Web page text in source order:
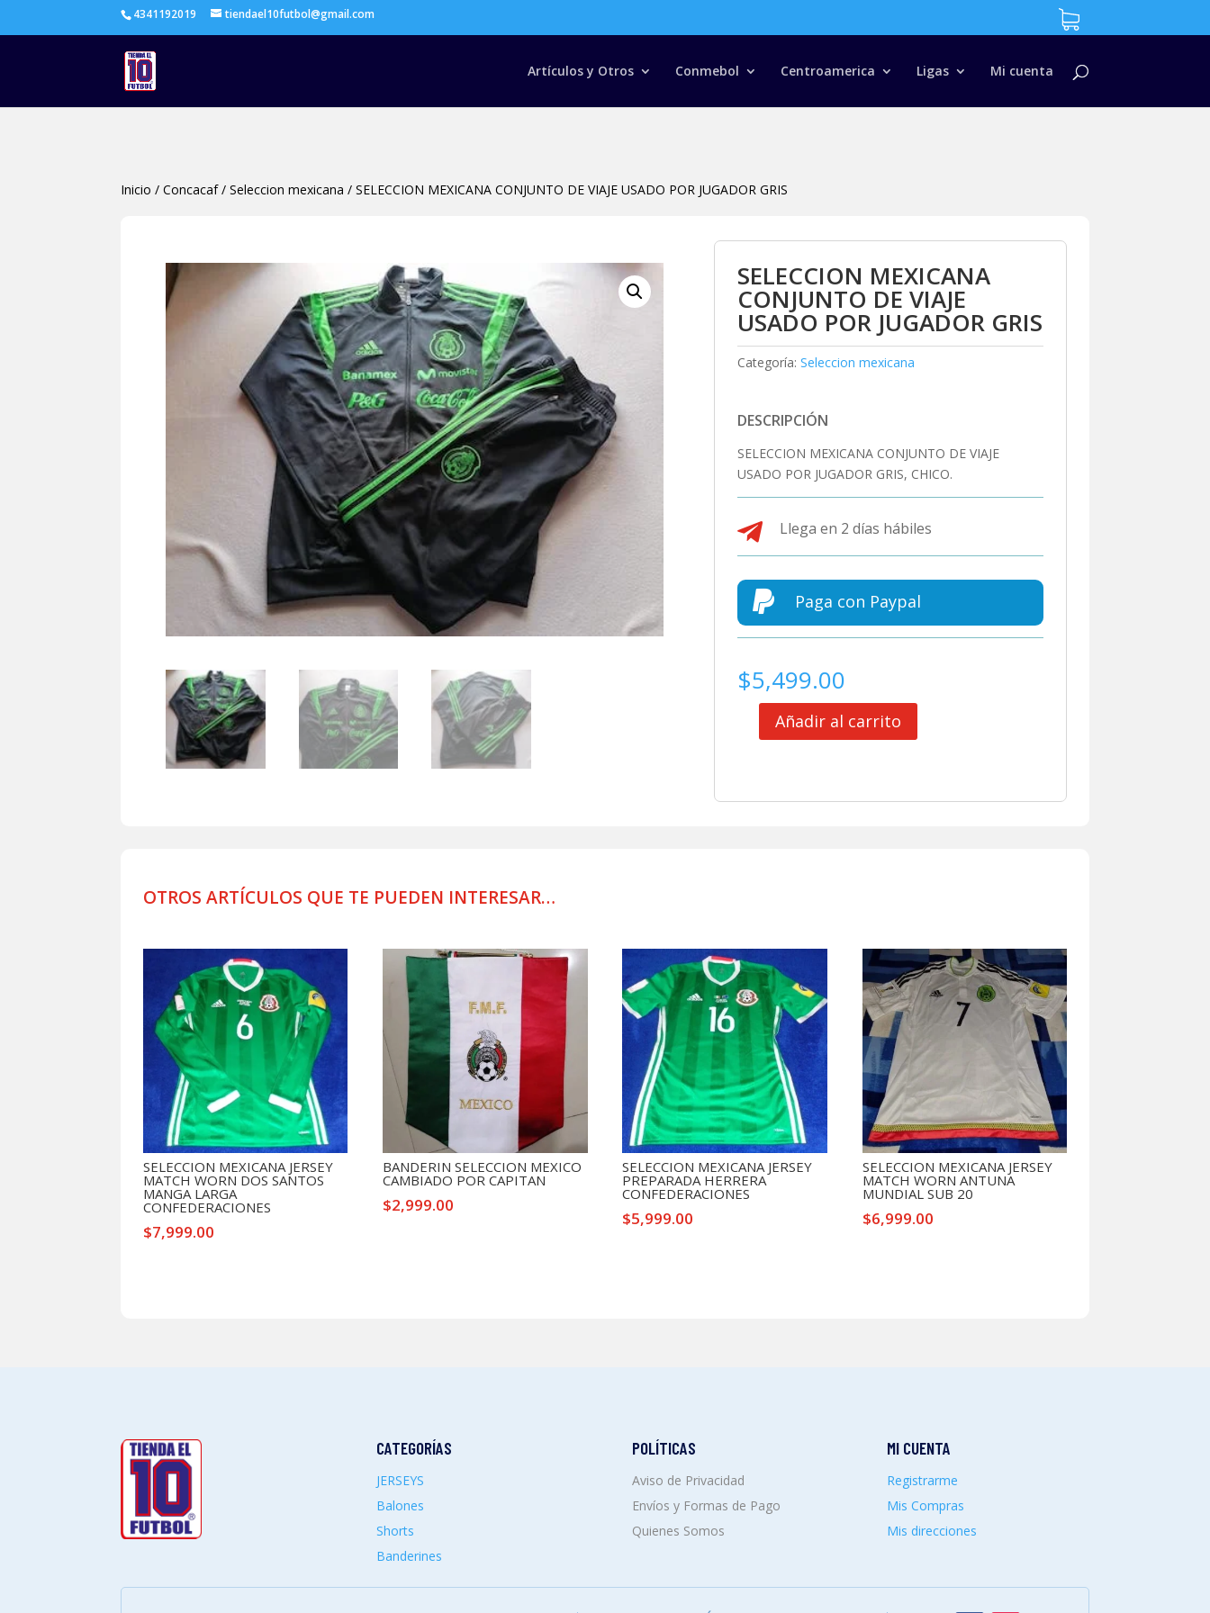
4341192019 tiendael10futbol@gmail.com
Artículos y Otros Conmebol Centroamerica Ligas Mi cuenta
Búsqueda
productos
Inicio /Concacaf/Seleccion mexicana /SELECCION MEXICANA CONJUNTO DE VIAJE USADO POR JUGADOR GRIS
SELECCION MEXICANA
CONJUNTO DE VIAJE
USADO POR JUGADOR GRIS
Categoría: Seleccion mexicana
DESCRIPCIÓN
SELECCION MEXICANA CONJUNTO DE VIAJE
USADO POR JUGADOR GRIS, CHICO.
 Llega en 2 días hábiles
 Paga con Paypal
$5,499.00
SELECCIONAñadir al carrito
OTROS ARTÍCULOS QUE TE PUEDEN INTERESAR…
SELECCION MEXICANA JERSEY
MATCH WORN DOS SANTOS
MANGA LARGA
CONFEDERACIONES
$7,999.00
BANDERIN SELECCION MEXICO
CAMBIADO POR CAPITAN
$2,999.00
SELECCION MEXICANA JERSEY
PREPARADA HERRERA
CONFEDERACIONES
$5,999.00
SELECCION MEXICANA JERSEY
MATCH WORN ANTUNA
MUNDIAL SUB 20
$6,999.00
CATEGORÍAS
JERSEYS
Balones
Shorts
Banderines
POLÍTICAS
Aviso de Privacidad
Envíos y Formas de Pago
Quienes Somos
MI CUENTA
Registrarme
Mis Compras
Mis direcciones